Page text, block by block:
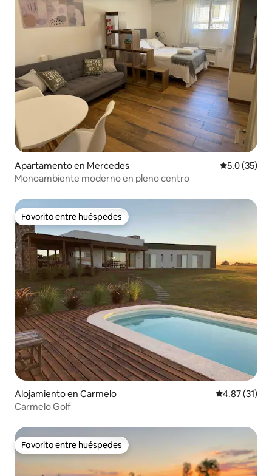
Apartamento en Mercedes Calificación
5.0 (35)
Monoambiente moderno en pleno centro
Favorito entre huéspedes
Favorito entre huéspedes
Alojamiento en Carmelo Calificación
4.87 (31)
Carmelo Golf
Favorito entre huéspedes
Favorito entre huéspedes